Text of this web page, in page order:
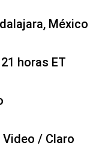
México
horas ET
/ Claro